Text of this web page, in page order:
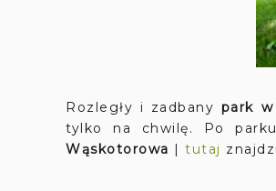
Rozległy i zadbany park
tylko na chwilę. Po
Wąskotorowa | tutaj